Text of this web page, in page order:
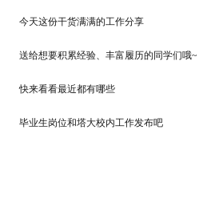
今天这份干货满满的工作分享
送给想要积累经验、丰富履历的同学们哦~
快来看看最近都有哪些
毕业生岗位和塔大校内工作发布吧